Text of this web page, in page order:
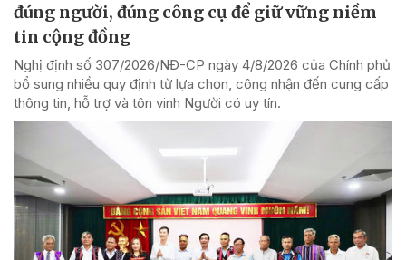
đúng người, đúng công cụ để giữ vững niềm
tin cộng đồng
Nghị định số 307/2026/NĐ-CP ngày 4/8/2026 của Chính phủ
bổ sung nhiều quy định từ lựa chọn, công nhận đến cung cấp
thông tin, hỗ trợ và tôn vinh Người có uy tín.